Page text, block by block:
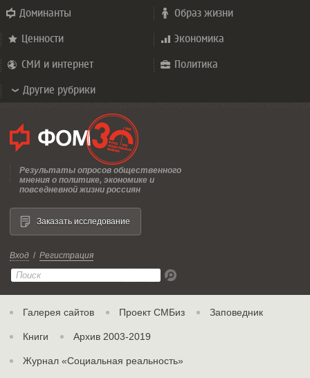
Доминанты Образ жизни
Ценности Экономика
СМИ и интернет Политика
Другие рубрики
Результаты опросов общественного
мнения о политике, экономике и
повседневной жизни россиян
Вход / Регистрация
Галерея сайтов Проект СМБиз Заповедник
Книги Архив 2003-2019
Журнал «Социальная реальность»
Заказать исследование